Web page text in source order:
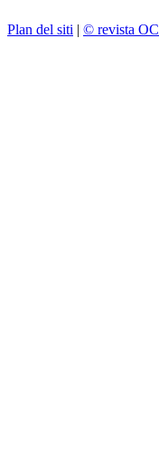
Plan del siti | © revista OC